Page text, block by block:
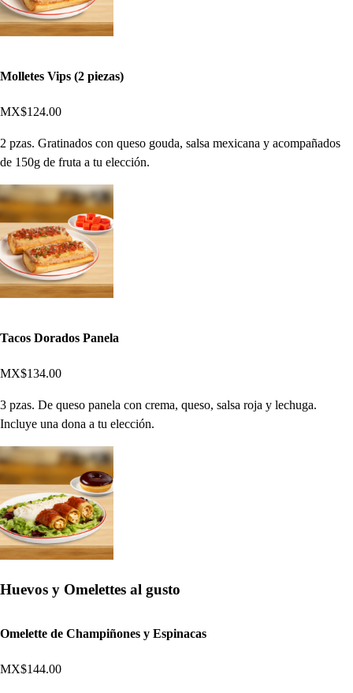
Molletes Vips (2 piezas)
MX$124.00
2 pzas. Gratinados con queso gouda, salsa mexicana y acompañados
de 150g de fruta a tu elección.
Tacos Dorados Panela
MX$134.00
3 pzas. De queso panela con crema, queso, salsa roja y lechuga.
Incluye una dona a tu elección.
Huevos y Omelettes al gusto
Omelette de Champiñones y Espinacas
MX$144.00